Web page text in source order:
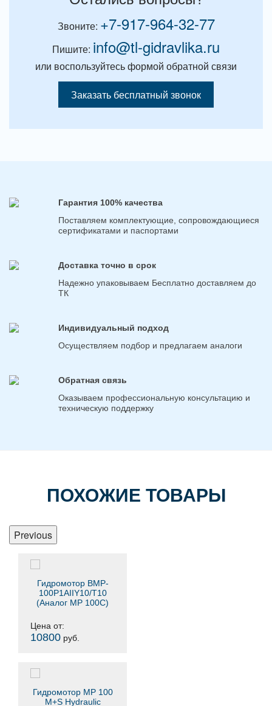
Звоните: +7-917-964-32-77
Пишите: info@tl-gidravlika.ru
или воспользуйтесь формой обратной связи
Заказать бесплатный звонок
Гарантия 100% качества
Поставляем комплектующие, сопровождающиеся
сертификатами и паспортами
Доставка точно в срок
Надежно упаковываем Бесплатно доставляем до
ТК
Индивидуальный подход
Осуществляем подбор и предлагаем аналоги
Обратная связь
Оказываем профессиональную консультацию и
техническую поддержку
ПОХОЖИЕ ТОВАРЫ
Previous
Гидромотор BMP-
100P1AIIY10/T10
(Аналог MP 100C)
Цена от:
10800 руб.
Гидромотор MP 100
M+S Hydraulic